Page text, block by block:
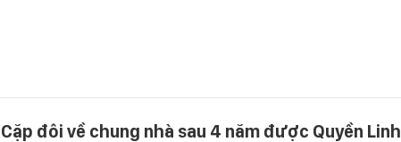
Cặp đôi về chung nhà sau 4 năm được Quyền Linh